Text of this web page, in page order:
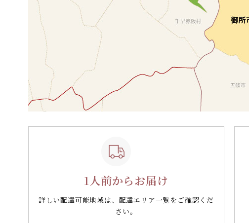
1人前からお届け
詳しい配達可能地域は、配達エリア一覧をご確認くだ
さい。